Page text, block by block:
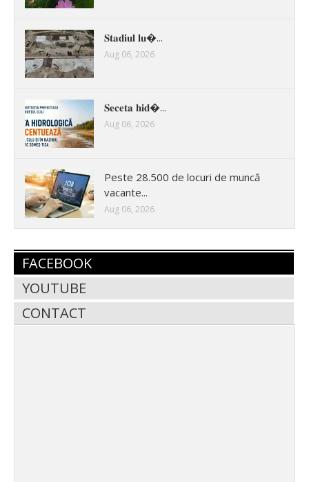
𝐒𝐭𝐚𝐝𝐢𝐮𝐥 𝐥𝐮�...
Aug 06, 2026
𝐒𝐞𝐜𝐞𝐭𝐚 𝐡𝐢𝐝�...
Aug 06, 2026
Peste 28.500 de locuri de muncă
vacante...
Aug 06, 2026
FACEBOOK
YOUTUBE
CONTACT